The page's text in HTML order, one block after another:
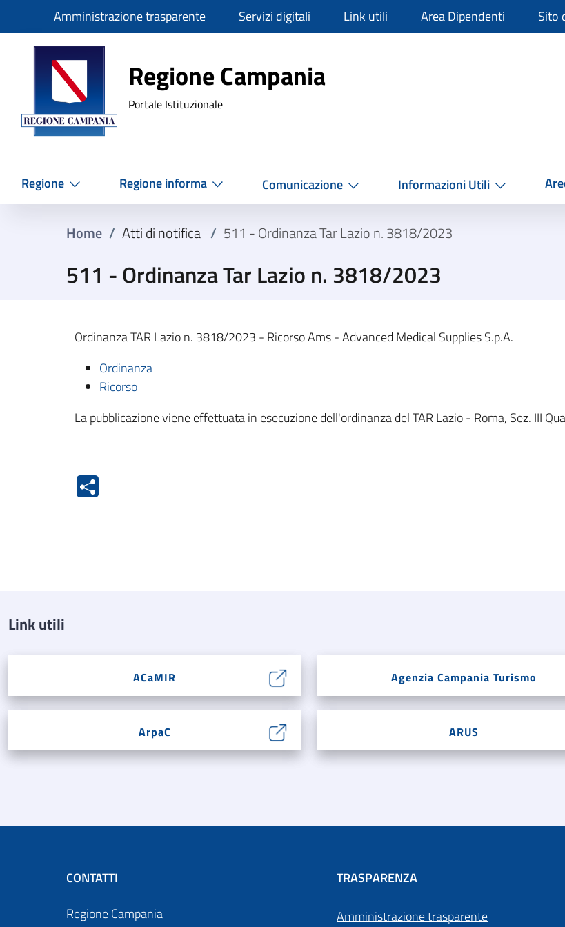
SlimAmministrazione trasparente Servizi digitali Link utili Area Dipendenti Sito
Regione Campania
Regione Campania
Portale Istituzionale
Regione Regione informa Comunicazione Informazioni Utili
Home / Atti di notifica / 511 - Ordinanza Tar Lazio n. 3818/2023
511 - Ordinanza Tar Lazio n. 3818/2023
Ordinanza TAR Lazio n. 3818/2023 - Ricorso Ams - Advanced Medical Supplies S.p.A.
Ordinanza
Ricorso
La pubblicazione viene effettuata in esecuzione dell'ordinanza del TAR Lazio - Roma, Sez. III
Link utili
ACaMIR Agenzia Campania Turismo
ArpaC ARUS
CONTATTI
Regione Campania
TRASPARENZA
Amministrazione trasparente